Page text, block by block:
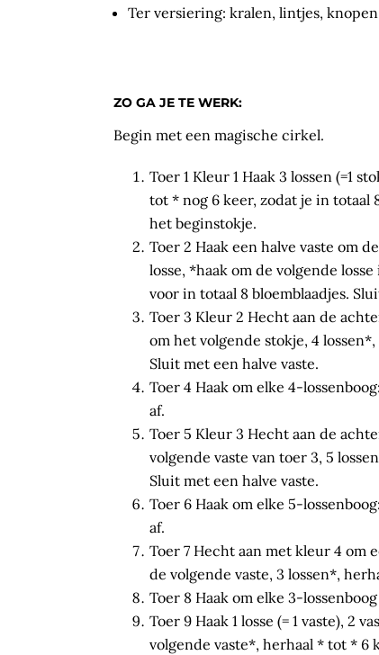
Ter versiering: kralen, lintjes,
ZO GA JE TE WERK:
Begin met een magische cirkel.
Toer 1 Kleur 1 Haak 3 lossen (=1
tot * nog 6 keer, zodat je in totaal
het beginstokje.
Toer 2 Haak een halve vaste om
losse, *haak om de volgende
voor in totaal 8 bloemblaadjes.
Toer 3 Kleur 2 Hecht aan de
om het volgende stokje, 4
Sluit met een halve vaste.
Toer 4 Haak om elke 4-
af.
Toer 5 Kleur 3 Hecht aan de
volgende vaste van toer 3, 5
Sluit met een halve vaste.
Toer 6 Haak om elke 5-
af.
Toer 7 Hecht aan met kleur 4 om
de volgende vaste, 3 lossen*,
Toer 8 Haak om elke 3-
Toer 9 Haak 1 losse (= 1 vaste), 2
volgende vaste*, herhaal * tot * 6